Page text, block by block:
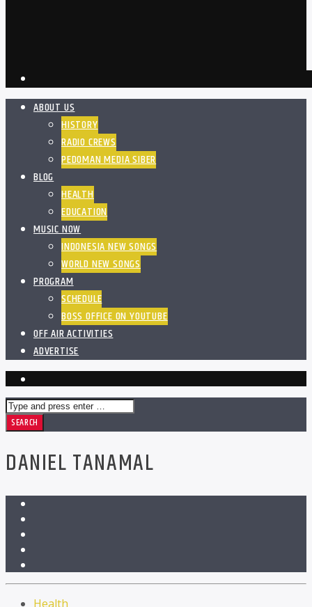
ABOUT US
HISTORY
RADIO CREWS
PEDOMAN MEDIA SIBER
BLOG
HEALTH
EDUCATION
MUSIC NOW
INDONESIA NEW SONGS
WORLD NEW SONGS
PROGRAM
SCHEDULE
BOSS OFFICE ON YOUTUBE
OFF AIR ACTIVITIES
ADVERTISE
DANIEL TANAMAL
Health